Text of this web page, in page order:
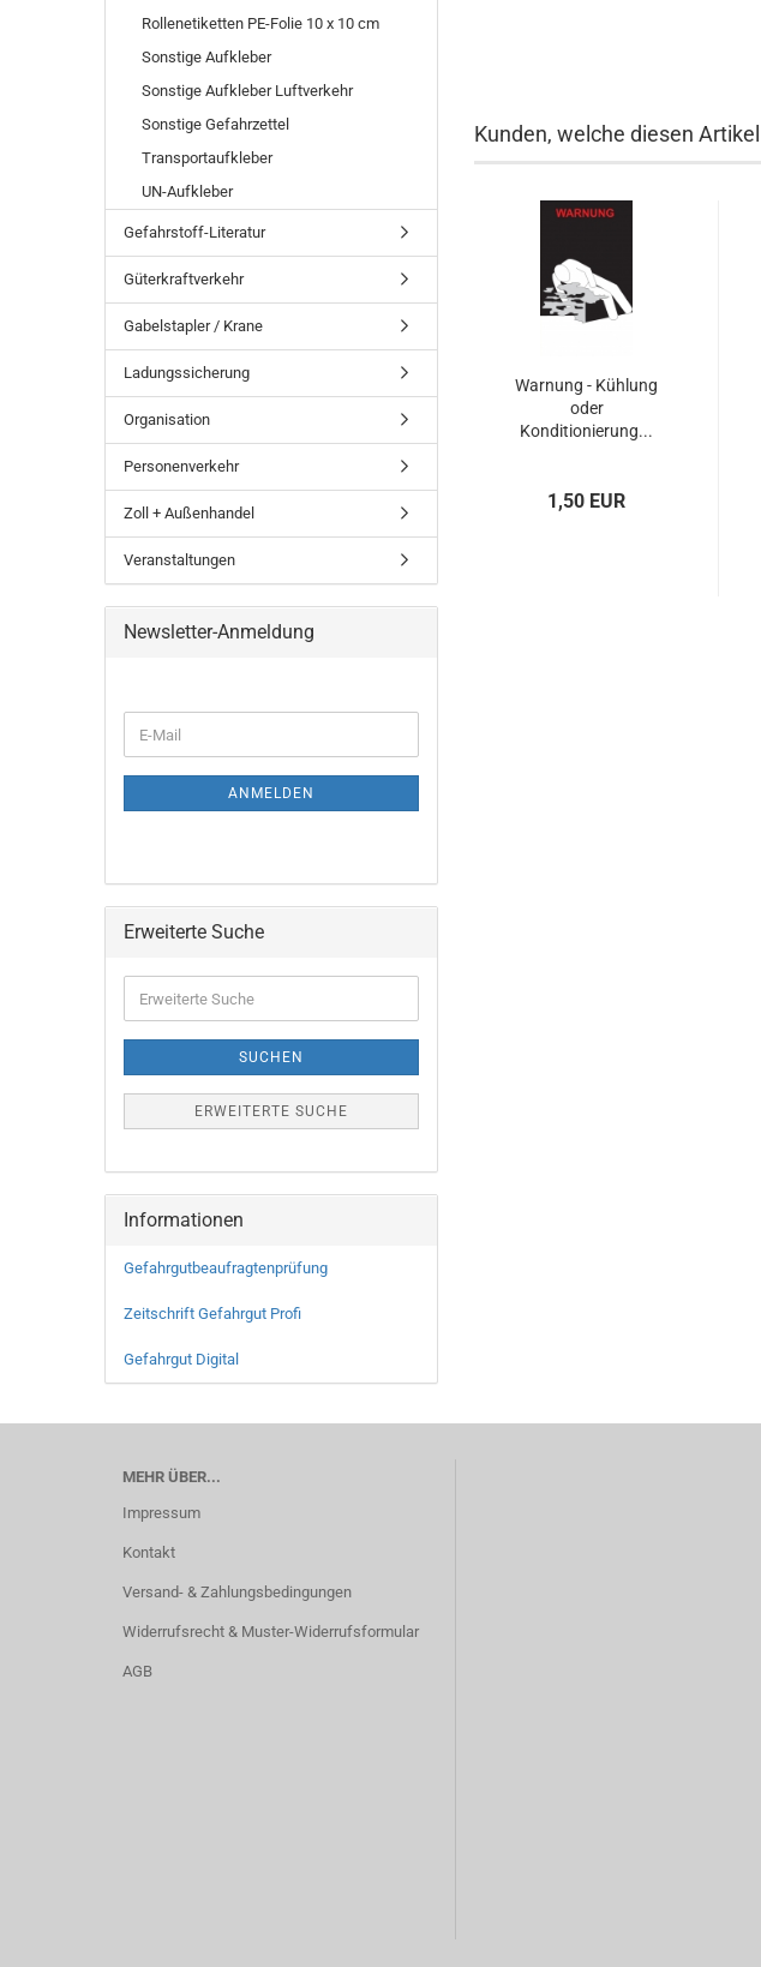
Kunden, welche diesen
Warnung - Kühlung
oder
Konditionierung...
1,50 EUR
Rollenetiketten PE-Folie 10 x 10 cm
Sonstige Aufkleber
Sonstige Aufkleber Luftverkehr
Sonstige Gefahrzettel
Transportaufkleber
UN-Aufkleber
Gefahrstoff-Literatur
Güterkraftverkehr
Gabelstapler / Krane
Ladungssicherung
Organisation
Personenverkehr
Zoll + Außenhandel
Veranstaltungen
Newsletter-Anmeldung
ANMELDEN
Erweiterte Suche
SUCHEN
ERWEITERTE SUCHE
Informationen
Gefahrgutbeaufragtenprüfung
Zeitschrift Gefahrgut Profi
Gefahrgut Digital
MEHR ÜBER...
Impressum
Kontakt
Versand- & Zahlungsbedingungen
Widerrufsrecht & Muster-Widerrufsformular
AGB